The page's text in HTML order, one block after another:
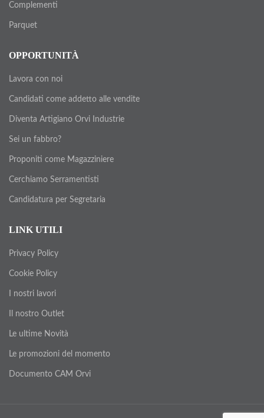
Complementi
Parquet
OPPORTUNITÀ
Lavora con noi
Candidati come addetto alle vendite
Diventa Artigiano Orvi Industrie
Sei un fabbro?
Proponiti come Magazziniere
Cerchiamo Serramentisti
Candidatura per Segretaria
LINK UTILI
Privacy Policy
Cookie Policy
I nostri lavori
Il nostro Outlet
Le ultime Novità
Le promozioni del momento
Documento CAM Orvi